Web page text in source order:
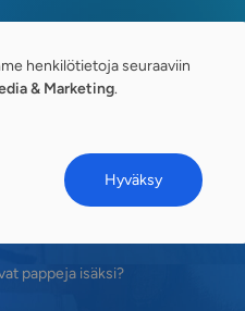
pappeja isäksi?
henkilötietoja seuraaviin
& Marketing.
Hyväksy